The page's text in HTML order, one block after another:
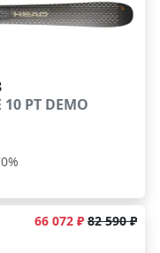
PT DEMO
66 072 ₽ 82 590 ₽